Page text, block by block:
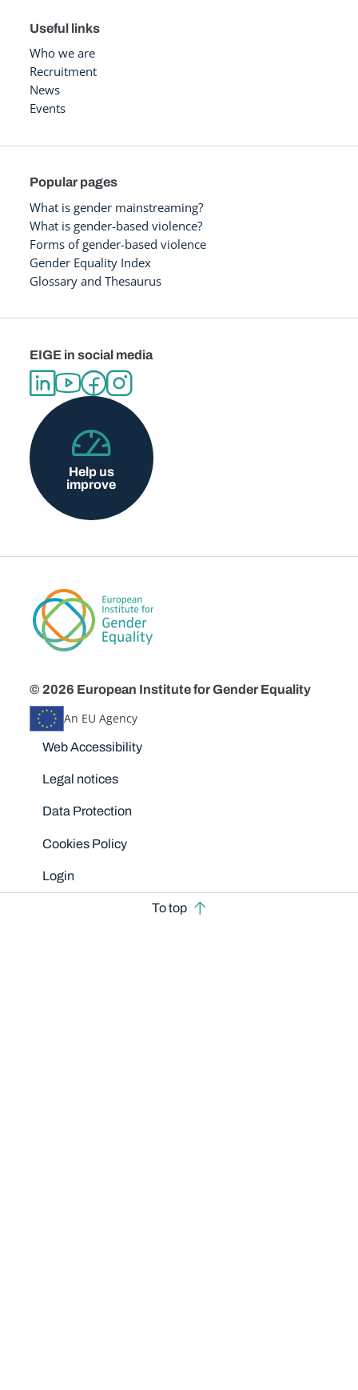
Useful links
Who we are
Recruitment
News
Events
Popular pages
What is gender mainstreaming?
What is gender-based violence?
Forms of gender-based violence
Gender Equality Index
Glossary and Thesaurus
EIGE in social media
Help us
improve
© 2026 European Institute for Gender Equality
An EU Agency
Disclaimers
Web Accessibility
Legal notices
Data Protection
Cookies Policy
Login
To top